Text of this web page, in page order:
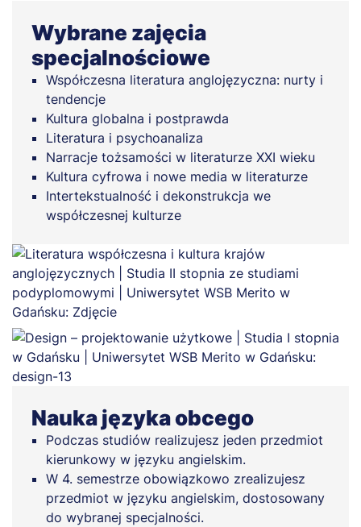
Wybrane zajęcia
specjalnościowe
Współczesna literatura anglojęzyczna: nurty i
tendencje
Kultura globalna i postprawda
Literatura i psychoanaliza
Narracje tożsamości w literaturze XXI wieku
Kultura cyfrowa i nowe media w literaturze
Intertekstualność i dekonstrukcja we
współczesnej kulturze
Nauka języka obcego
Podczas studiów realizujesz jeden przedmiot
kierunkowy w języku angielskim.
W 4. semestrze obowiązkowo zrealizujesz
przedmiot w języku angielskim, dostosowany
do wybranej specjalności.